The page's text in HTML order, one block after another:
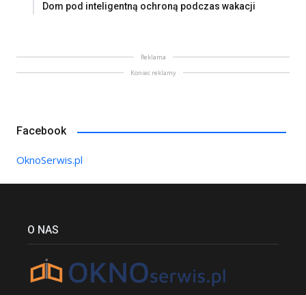
Dom pod inteligentną ochroną podczas wakacji
Reklama
Koniec reklamy
Facebook
OknoSerwis.pl
O NAS